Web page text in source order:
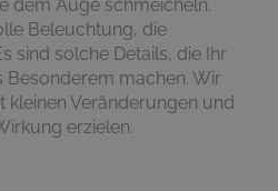
dem Auge schmeicheln.
Beleuchtung, die
sind solche Details, die Ihr
Besonderem machen. Wir
kleinen Veränderungen und
erzielen.